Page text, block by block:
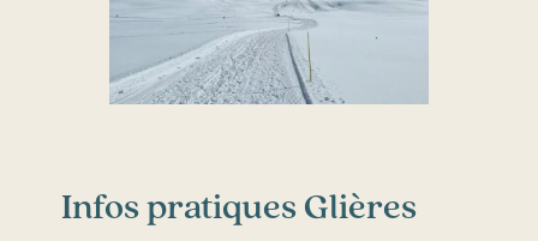
Infos pratiques Glières